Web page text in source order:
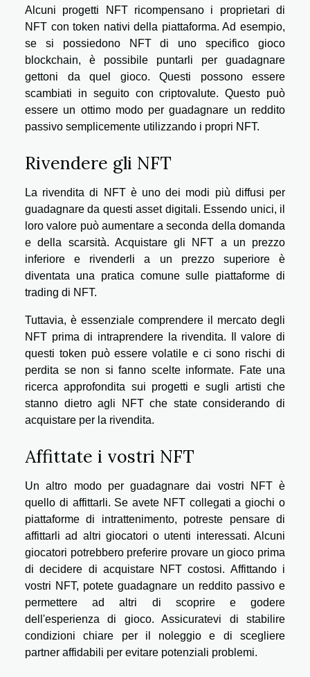
Alcuni progetti NFT ricompensano i proprietari di
NFT con token nativi della piattaforma. Ad esempio,
se si possiedono NFT di uno specifico gioco
blockchain, è possibile puntarli per guadagnare
gettoni da quel gioco. Questi possono essere
scambiati in seguito con criptovalute. Questo può
essere un ottimo modo per guadagnare un reddito
passivo semplicemente utilizzando i propri NFT.
Rivendere gli NFT
La rivendita di NFT è uno dei modi più diffusi per
guadagnare da questi asset digitali. Essendo unici, il
loro valore può aumentare a seconda della domanda
e della scarsità. Acquistare gli NFT a un prezzo
inferiore e rivenderli a un prezzo superiore è
diventata una pratica comune sulle piattaforme di
trading di NFT.
Tuttavia, è essenziale comprendere il mercato degli
NFT prima di intraprendere la rivendita. Il valore di
questi token può essere volatile e ci sono rischi di
perdita se non si fanno scelte informate. Fate una
ricerca approfondita sui progetti e sugli artisti che
stanno dietro agli NFT che state considerando di
acquistare per la rivendita.
Affittate i vostri NFT
Un altro modo per guadagnare dai vostri NFT è
quello di affittarli. Se avete NFT collegati a giochi o
piattaforme di intrattenimento, potreste pensare di
affittarli ad altri giocatori o utenti interessati. Alcuni
giocatori potrebbero preferire provare un gioco prima
di decidere di acquistare NFT costosi. Affittando i
vostri NFT, potete guadagnare un reddito passivo e
permettere ad altri di scoprire e godere
dell'esperienza di gioco. Assicuratevi di stabilire
condizioni chiare per il noleggio e di scegliere
partner affidabili per evitare potenziali problemi.